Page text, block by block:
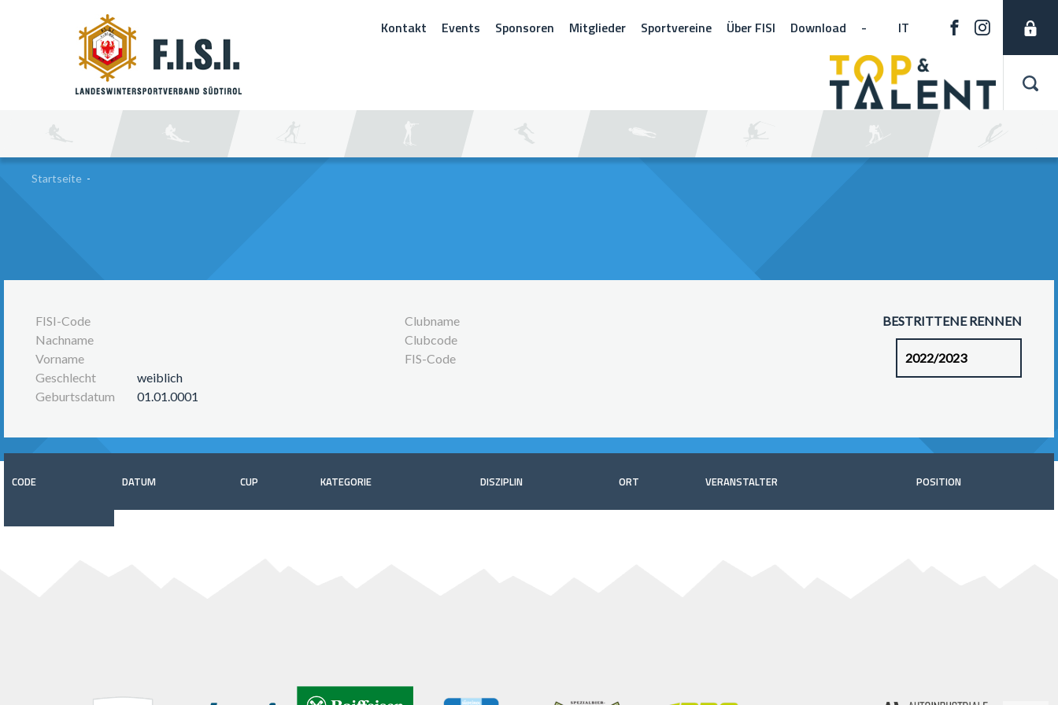
Kontakt Events Sponsoren Mitglieder Sportvereine Über FISI Download - IT
Startseite -
FISI-Code
Nachname
Vorname
Geschlecht
weiblich
Geburtsdatum
01.01.0001
Clubname
Clubcode
FIS-Code
BESTRITTENE RENNEN
CODE DATUM CUP KATEGORIE DISZIPLIN ORT VERANSTALTER POSITION